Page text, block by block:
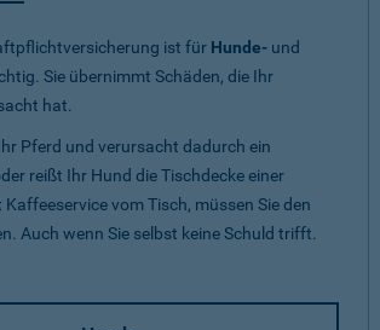
ist für Hunde- und
Sie übernimmt Schäden, die Ihr
hat.
Pferd und verursacht dadurch ein
reißt Ihr Hund die Tischdecke einer
vom Tisch, müssen Sie den
Auch wenn Sie selbst keine Schuld trifft.